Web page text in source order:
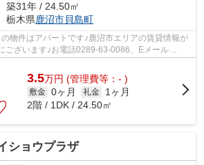
築31年 / 24.50㎡
栃木県鹿沼市貝島町
物件はアパートです♪鹿沼市エリアの賃貸情報が
ございます♪お電話0289-63-0086、Eメール
てお気軽にお問い...
3.5万円 (管理費等：- )
敷金 0ヶ月 礼金
1ヶ月
2階 / 1DK / 24.50㎡
ショウプラザ